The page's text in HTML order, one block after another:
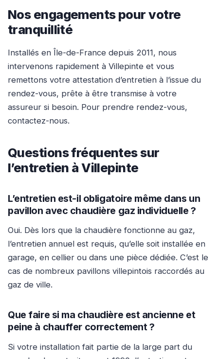
Nos engagements pour votre
tranquillité
Installés en Île-de-France depuis 2011, nous
intervenons rapidement à Villepinte et vous
remettons votre attestation d’entretien à l’issue du
rendez-vous, prête à être transmise à votre
assureur si besoin. Pour prendre rendez-vous,
contactez-nous.
Questions fréquentes sur
l’entretien à Villepinte
L’entretien est-il obligatoire même dans un
pavillon avec chaudière gaz individuelle ?
Oui. Dès lors que la chaudière fonctionne au gaz,
l’entretien annuel est requis, qu’elle soit installée en
garage, en cellier ou dans une pièce dédiée. C’est le
cas de nombreux pavillons villepintois raccordés au
gaz de ville.
Que faire si ma chaudière est ancienne et
peine à chauffer correctement ?
Si votre installation fait partie de la large part du